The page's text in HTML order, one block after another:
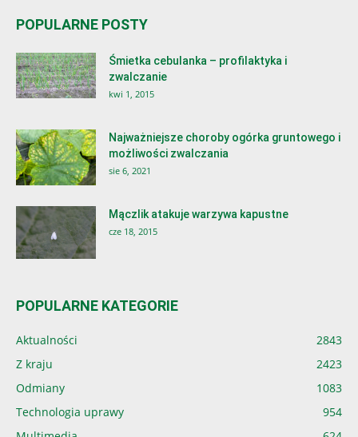
POPULARNE POSTY
Śmietka cebulanka – profilaktyka i
zwalczanie
kwi 1, 2015
Najważniejsze choroby ogórka gruntowego i
możliwości zwalczania
sie 6, 2021
Mączlik atakuje warzywa kapustne
cze 18, 2015
POPULARNE KATEGORIE
Aktualności
2843
Z kraju
2423
Odmiany
1083
Technologia uprawy
954